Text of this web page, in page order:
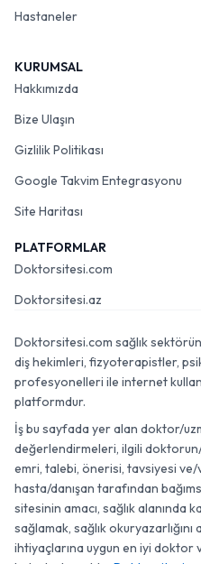
Hastaneler
KURUMSAL
Hakkımızda
Bize Ulaşın
Gizlilik Politikası
Google Takvim Entegrasyonu
Site Haritası
PLATFORMLAR
Doktorsitesi.com
Doktorsitesi.az
Doktorsitesi.com sağlık
diş hekimleri, fizyoterapistler,
profesyonelleri ile internet
platformdur.
İş bu sayfada yer alan doktor/
değerlendirmeleri, ilgili
emri, talebi, önerisi, tavsiyesi ve/
hasta/danışan tarafından
sitesinin amacı, sağlık alanında
sağlamak, sağlık okuryazarlığını
ihtiyaçlarına uygun en iyi doktor